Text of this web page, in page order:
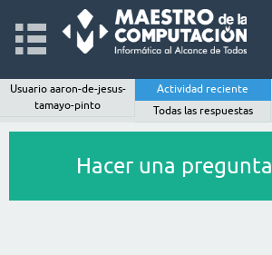
Usuario aaron-de-jesus-
tamayo-pinto
Actividad reciente
Todas las respuestas
Hacer una pregunta